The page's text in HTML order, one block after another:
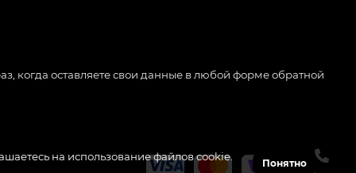
на использование файлов cookie.
Понятно
когда оставляете свои данные в любой форме обратной